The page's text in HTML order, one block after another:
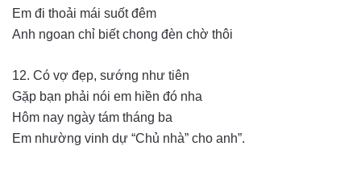
Em đi thoải mái suốt đêm
Anh ngoan chỉ biết chong đèn chờ thôi
12. Có vợ đẹp, sướng như tiên
Gặp bạn phải nói em hiền đó nha
Hôm nay ngày tám tháng ba
Em nhường vinh dự “Chủ nhà” cho anh”.